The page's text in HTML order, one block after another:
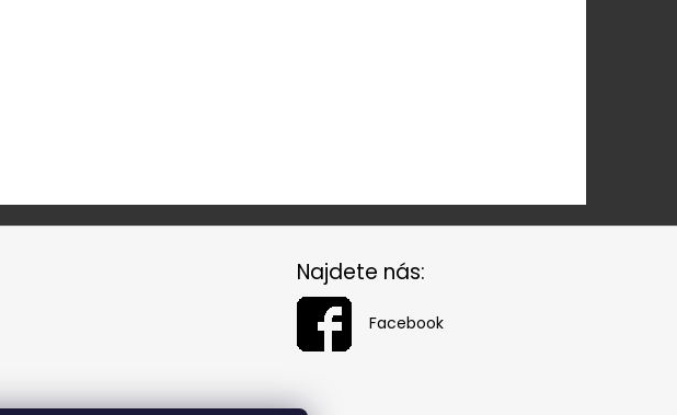
Najdete nás:
Facebook